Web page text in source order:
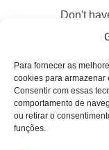
Para fornecer as
cookies para armazenar
Consentir com essas
comportamento de
ou retirar o
funções.
Don't
SOBRE NÓS
Sobre nós
Clientes